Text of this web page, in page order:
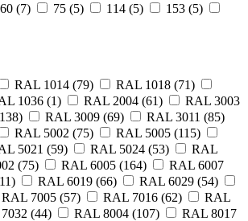
60 (7) 75 (5) 114 (5)
153 (5)
RAL 1014 (79)
RAL 1018 (71)
1036 (1) RAL 2004 (61)
RAL 3003
RAL 3009 (69)
RAL 3011 (85)
RAL 5002 (75)
RAL 5005 (115)
5021 (59) RAL 5024 (53)
RAL
(75) RAL 6005 (164)
RAL 6007
RAL 6019 (66)
RAL 6029 (54)
RAL 7005 (57) RAL 7016 (62)
RAL
(44) RAL 8004 (107)
RAL 8017